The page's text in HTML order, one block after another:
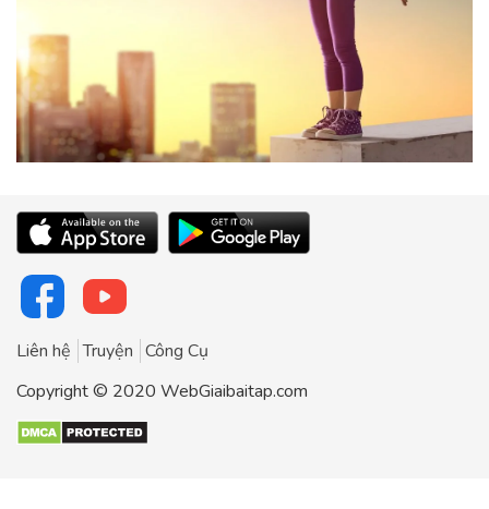
Liên hệ Truyện Công Cụ
Copyright © 2020 WebGiaibaitap.com